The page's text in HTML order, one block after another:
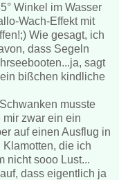
Winkel im Wasser
Wach-Effekt mit
Wie gesagt, ich
dass Segeln
sagt
bißchen kindliche
musste
zwar ein ein
auf einen Ausflug in
die ich
nicht sooo Lust...
dass eigentlich ja